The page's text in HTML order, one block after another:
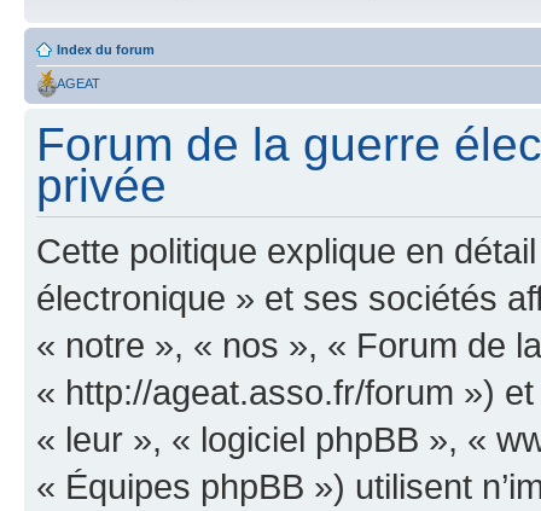
Index du forum
AGEAT
Forum de la guerre
privée
Cette politique explique en
électronique » et ses sociétés
« notre », « nos », « Forum de
« http://ageat.asso.fr/forum »)
« leur », « logiciel phpBB », «
« Équipes phpBB ») utilisent